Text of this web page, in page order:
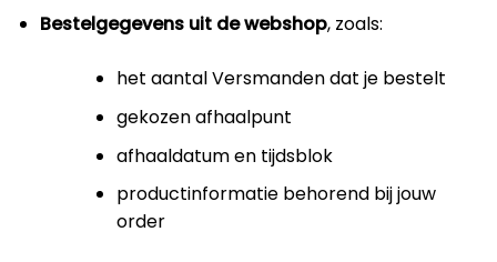
Bestelgegevens uit de webshop, zoals:
het aantal Versmanden dat je bestelt
gekozen afhaalpunt
afhaaldatum en tijdsblok
productinformatie behorend bij jouw
order